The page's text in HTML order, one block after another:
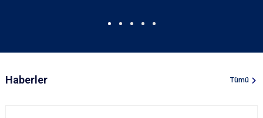
Haberler Tümü